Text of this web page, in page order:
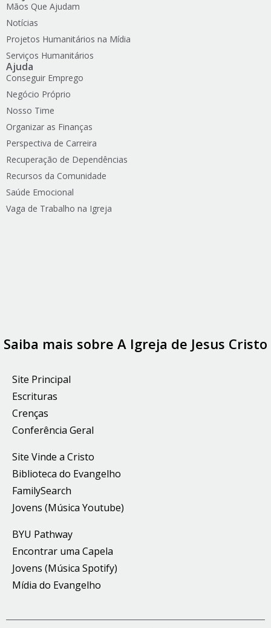
Mãos Que Ajudam
Notícias
Projetos Humanitários na Mídia
Serviços Humanitários
Ajuda
Conseguir Emprego
Negócio Próprio
Nosso Time
Organizar as Finanças
Perspectiva de Carreira
Recuperação de Dependências
Recursos da Comunidade
Saúde Emocional
Vaga de Trabalho na Igreja
Saiba mais sobre A Igreja de Jesus Cristo
Site Principal
Escrituras
Crenças
Conferência Geral
Site Vinde a Cristo
Biblioteca do Evangelho
FamilySearch
Jovens (Música Youtube)
BYU Pathway
Encontrar uma Capela
Jovens (Música Spotify)
Mídia do Evangelho